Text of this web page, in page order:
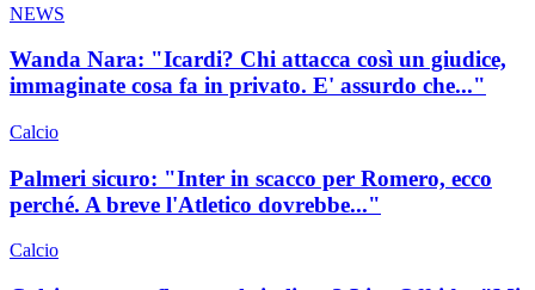
NEWS
Wanda Nara: "Icardi? Chi attacca così un giudice,
immaginate cosa fa in privato. E' assurdo che..."
Calcio
Palmeri sicuro: "Inter in scacco per Romero, ecco
perché. A breve l'Atletico dovrebbe..."
Calcio